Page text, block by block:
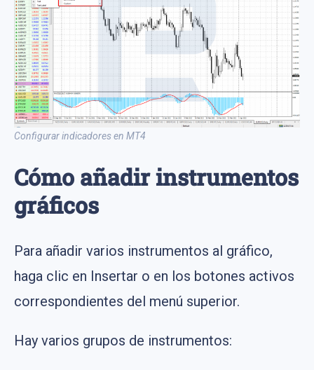
Configurar indicadores en MT4
Cómo añadir instrumentos
gráficos
Para añadir varios instrumentos al gráfico,
haga clic en Insertar o en los botones activos
correspondientes del menú superior.
Hay varios grupos de instrumentos: